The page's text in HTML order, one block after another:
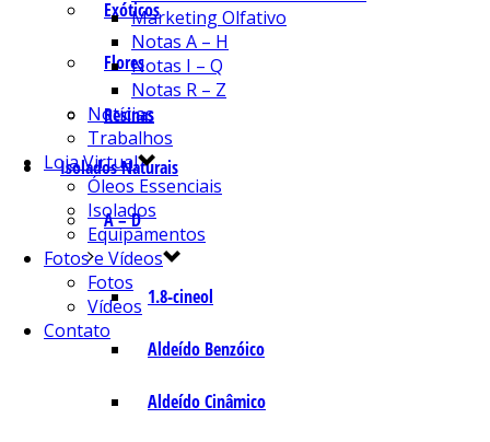
Exóticos
Flores
Resinas
Isolados Naturais
A – D
1.8-cineol
Aldeído Benzóico
Aldeído Cinâmico
Marketing Olfativo
Notas A – H
Notas I – Q
Notas R – Z
Notícias
Trabalhos
Loja Virtual
Óleos Essenciais
Isolados
Equipamentos
Fotos e Vídeos
Fotos
Vídeos
Contato